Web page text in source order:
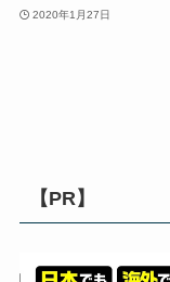
2020年1月27日
【PR】